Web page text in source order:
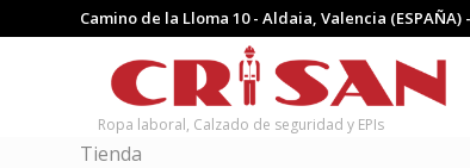
Camino de la Lloma 10 - Aldaia, Valencia (ESPAÑA)
Ropa laboral, Calzado de seguridad y EPIs
Tienda